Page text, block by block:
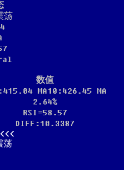
荡
数值
MA10:426.45 MA
2.64%
RSI=58.57
DIFF:10.3387
荡